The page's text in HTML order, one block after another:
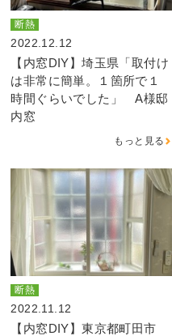
断熱
2022.12.12
【内窓DIY】埼玉県「取付け
は非常に簡単。１箇所で１
時間ぐらいでした」 A様邸
内窓
もっと見る
断熱
2022.11.12
【内窓DIY】東京都町田市